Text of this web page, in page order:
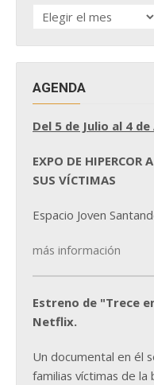
HISTÓRICO
DE
AGENDA
Del 5 de Julio al 4
EXPO DE HIPERCOR
SUS VÍCTIMAS
Espacio Joven
más información
Estreno de "Trece
Netflix.
Un documental en él
familias víctimas de